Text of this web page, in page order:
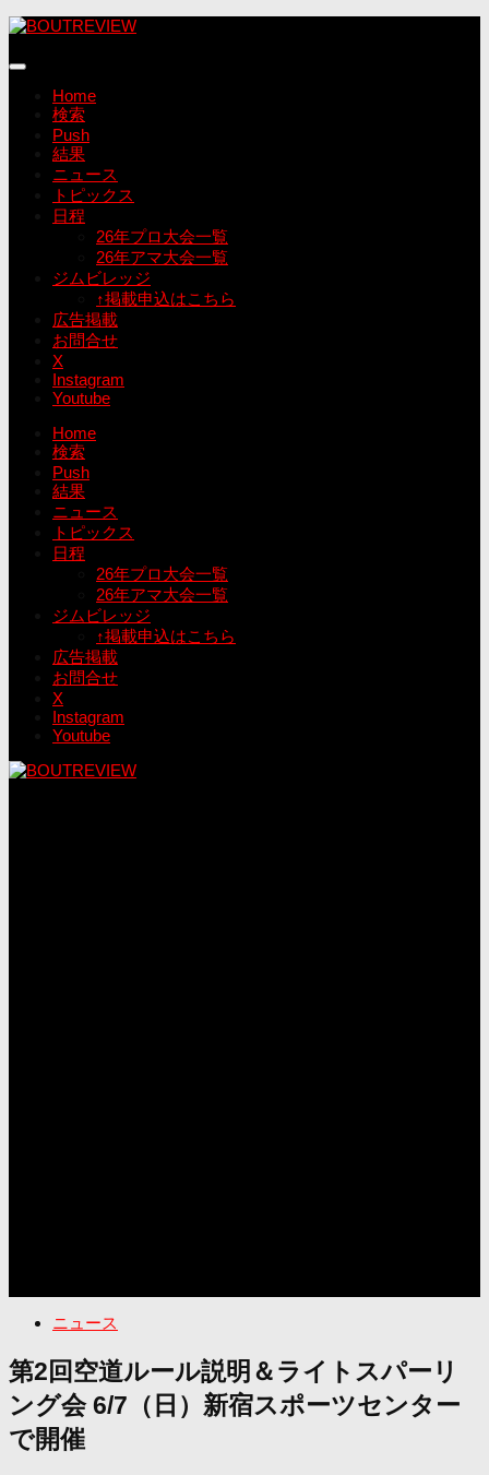
コ
テ
Home
検索
Push
結果
ニュース
トピックス
日程
26年プロ大会一覧
26年アマ大会一覧
ジムビレッジ
↑掲載申込はこちら
広告掲載
お問合せ
X
Instagram
Youtube
Home
検索
Push
結果
ニュース
トピックス
日程
26年プロ大会一覧
26年アマ大会一覧
ジムビレッジ
↑掲載申込はこちら
広告掲載
お問合せ
X
Instagram
Youtube
ニュース
第2回空道ルール説明＆ライトスパーリ
ング会 6/7（日）新宿スポーツセンター
で開催